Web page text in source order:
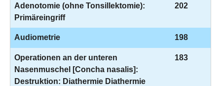
Adenotomie (ohne Tonsillektomie):
Primäreingriff
202
Audiometrie 198
Operationen an der unteren
Nasenmuschel [Concha nasalis]:
Destruktion: Diathermie Diathermie
183